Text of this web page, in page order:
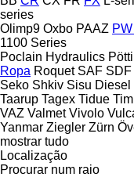
series
Olimp9 Oxbo PAAZ
1100 Series
Poclain Hydraulics
Ropa Roquet SAF SDF
Seko Shkiv Sisu Diesel
Taarup Tagex Tidue Tim
VAZ Valmet Vivolo
Yanmar Ziegler Zürn
mostrar tudo
Localização
Procurar num raio